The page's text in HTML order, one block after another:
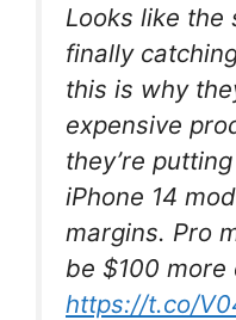
Looks like the
finally
this is why
expensive
they’re
iPhone 14
margins. Pro
be $100 more
https://t.co/